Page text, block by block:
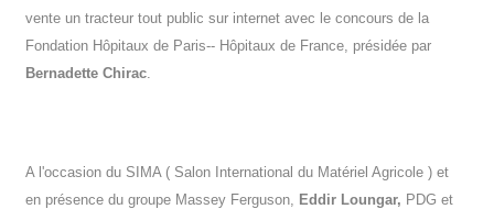
vente un tracteur tout public sur internet avec le concours de la
Fondation Hôpitaux de Paris-­‐ Hôpitaux de France, présidée par
Bernadette Chirac
A l'occasion du SIMA ( Salon International du Matériel Agricole ) et
en présence du groupe Massey Ferguson,
Eddir Loungar, PDG et